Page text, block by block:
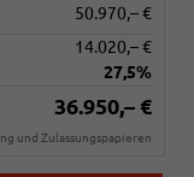
50.970,– €
14.020,– €
27,5%
36.950,– €
und Zulassungspapieren